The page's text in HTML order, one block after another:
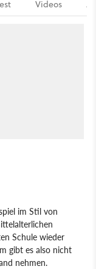
Videos
im Stil von
Schule wieder
gibt es also nicht
nehmen.